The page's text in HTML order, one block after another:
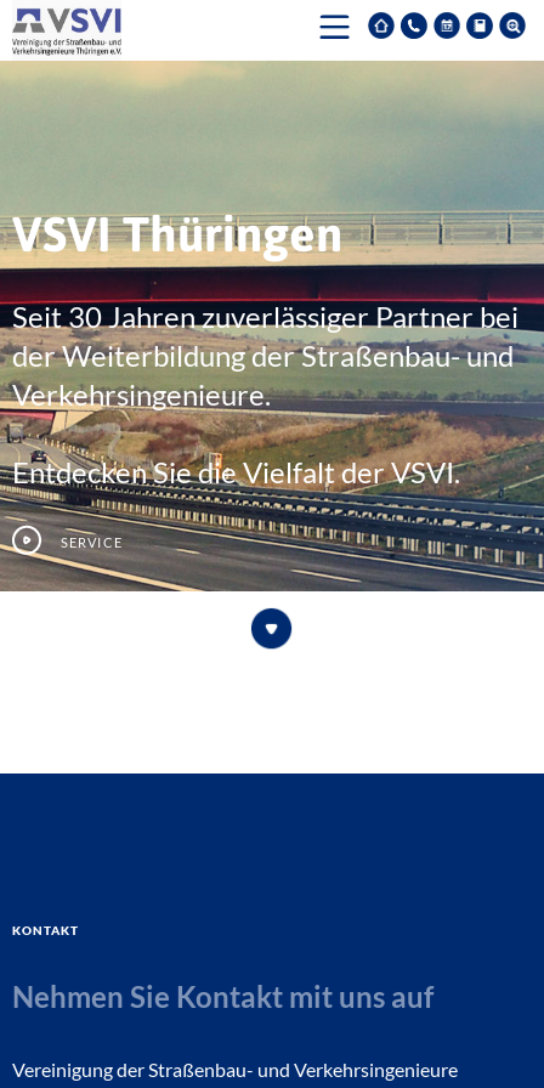
VSVI Thüringen
Seit 30 Jahren zuverlässiger Partner bei
der Weiterbildung der Straßenbau- und
Verkehrsingenieure.
Entdecken Sie die Vielfalt der VSVI.
Service
Kontakt
Nehmen Sie Kontakt mit uns auf
Vereinigung der Straßenbau- und Verkehrsingenieure